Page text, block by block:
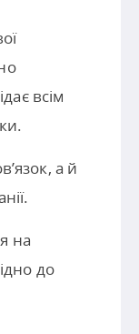
всім
а й
на
до